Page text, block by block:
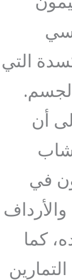
سي
التي
أن
في
كما